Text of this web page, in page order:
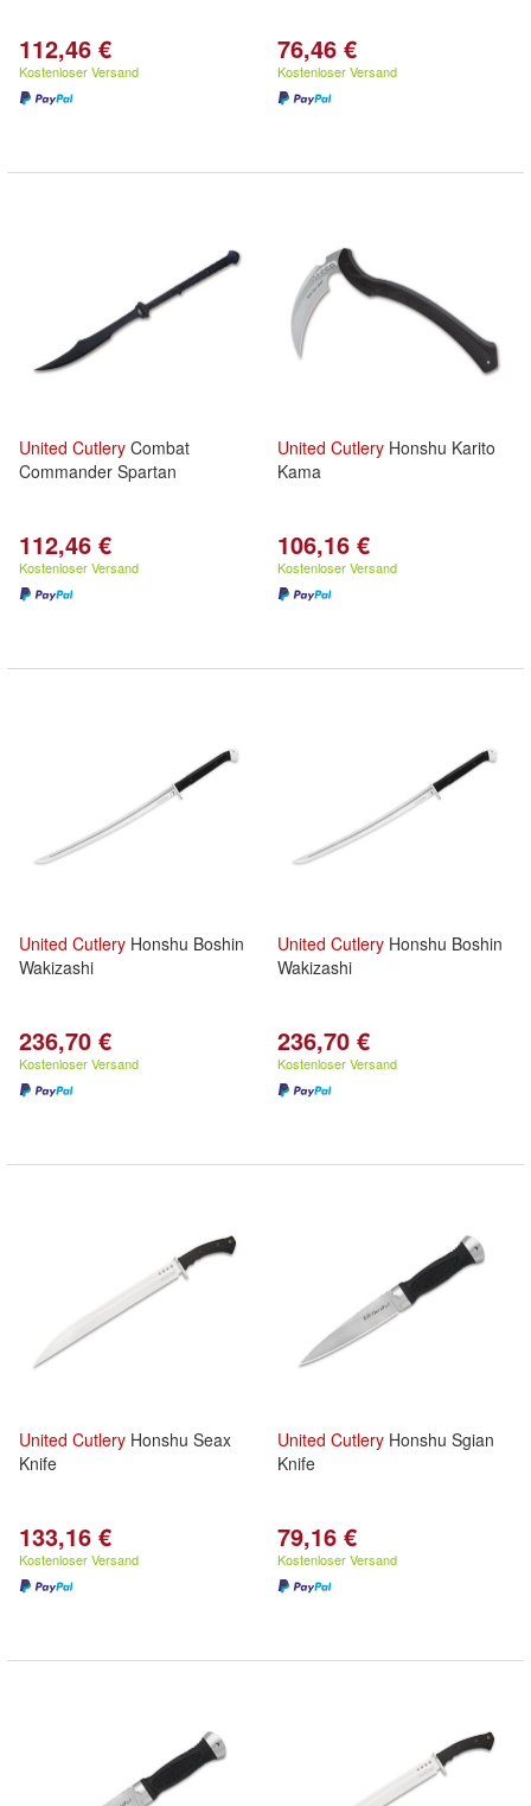
112,46 €
Kostenloser Versand
76,46 €
Kostenloser Versand
United Cutlery Combat
Commander Spartan
112,46 €
Kostenloser Versand
United Cutlery Honshu Karito
Kama
106,16 €
Kostenloser Versand
United Cutlery Honshu Boshin
Wakizashi
236,70 €
Kostenloser Versand
United Cutlery Honshu Boshin
Wakizashi
236,70 €
Kostenloser Versand
United Cutlery Honshu Seax
Knife
133,16 €
Kostenloser Versand
United Cutlery Honshu Sgian
Knife
79,16 €
Kostenloser Versand